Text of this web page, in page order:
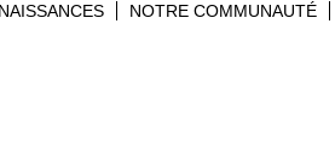
NOTRE COMMUNAUTÉ